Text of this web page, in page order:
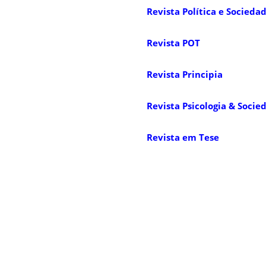
Revista Política e
Revista POT
Revista Principia
Revista Psicologia &
Revista em Tese